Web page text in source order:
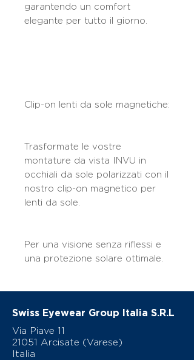
garantendo un comfort
elegante per tutto il giorno.
Clip-on lenti da sole magnetiche:
Trasformate le vostre
montature da vista INVU in
occhiali da sole polarizzati con il
nostro clip-on magnetico per
lenti da sole.
Per una visione senza riflessi e
una protezione solare ottimale.
Swiss Eyewear Group Italia S.R.L
Via Piave 11
21051 Arcisate (Varese)
Italia